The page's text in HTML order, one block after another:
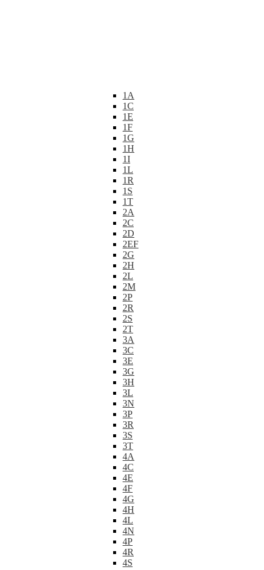
1A
1C
1E
1F
1G
1H
1I
1L
1R
1S
1T
2A
2C
2D
2EF
2G
2H
2L
2M
2P
2R
2S
2T
3A
3C
3E
3G
3H
3L
3N
3P
3R
3S
3T
4A
4C
4E
4F
4G
4H
4L
4N
4P
4R
4S